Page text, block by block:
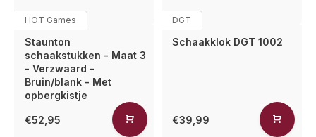
HOT Games
Staunton
schaakstukken - Maat 3
- Verzwaard -
Bruin/blank - Met
opbergkistje
€52,95
DGT
Schaakklok DGT 1002
€39,99